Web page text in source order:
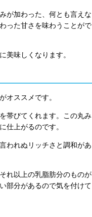
が加わった、何とも言えな
った甘さを味わうことがで
美味しくなります。
オススメです。
帯びてくれます。この丸み
仕上がるのです。
われぬリッチさと調和があ
れ以上の乳脂肪分のものが
部分があるので気を付けて